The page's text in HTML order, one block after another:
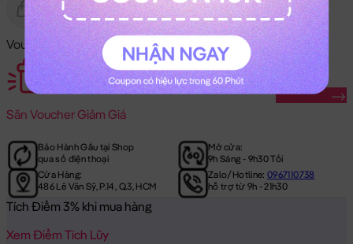
Gửi Tặng Hết Hàng
Voucher Mã Khuyến Mãi:
Săn Voucher Giảm Giá
Săn Ngay
Bảo Hành Gấu tại Shop
qua số điện thoại
Mở cửa:
9h Sáng - 9h30 Tối
Cửa Hàng:
486 Lê Văn Sỹ, P.14, Q.3, HCM
Zalo/Hotline:0967110738
hỗ trợ từ 9h - 21h30
Tích Điểm 3% khi mua hàng
Xem Điểm Tích Lũy